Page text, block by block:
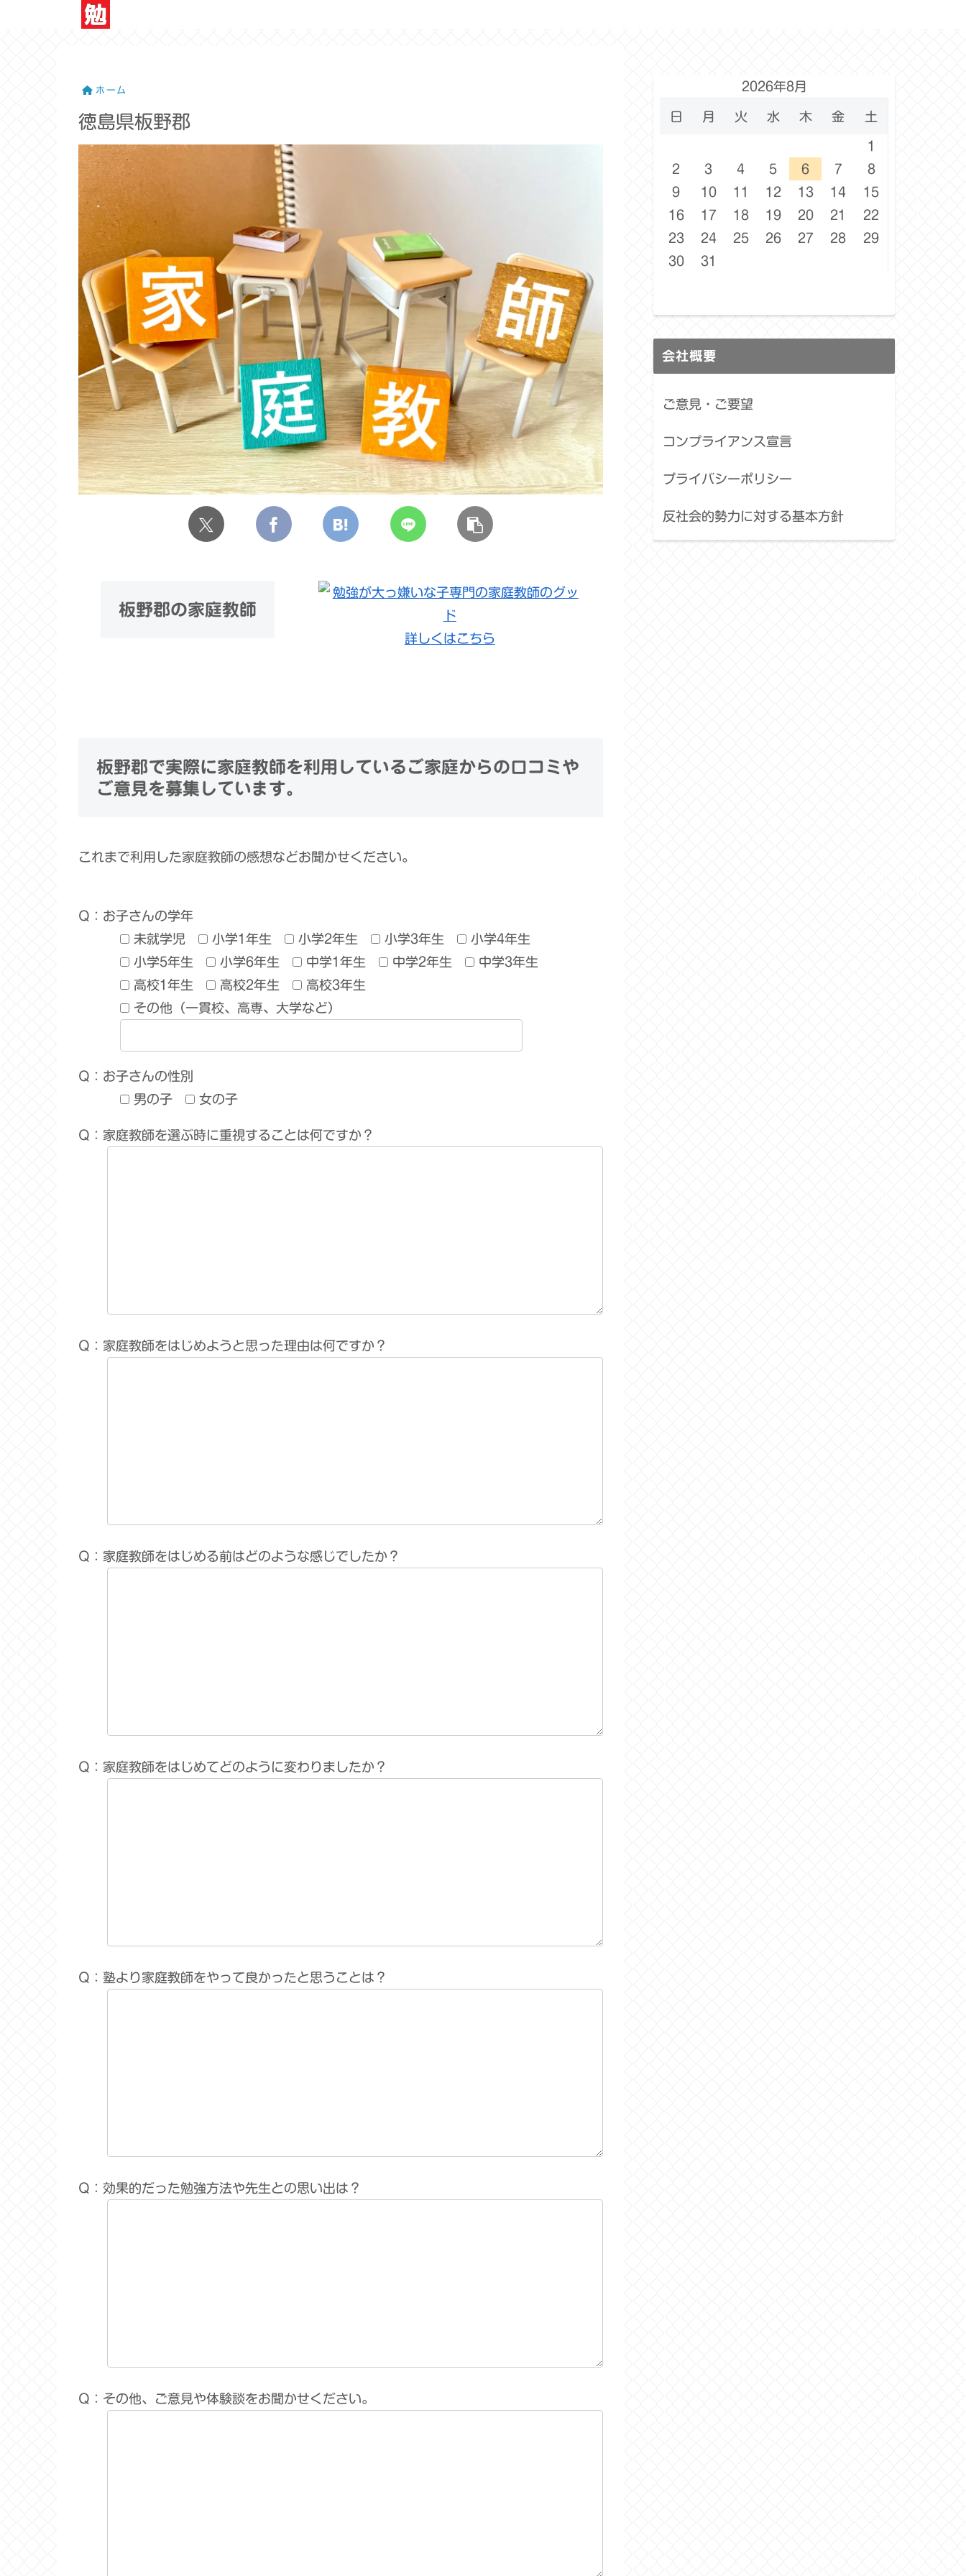
ホーム
徳島県板野郡
板野郡の家庭教師
詳しくはこちら
板野郡で実際に家庭教師を利用しているご家庭からの口コミや
ご意見を募集しています。
これまで利用した家庭教師の感想などお聞かせください。
Q：お子さんの学年
未就学児
小学1年生 小学2年生 小学3年生
小学4年生
小学5年生
小学6年生 中学1年生 中学2年生
中学3年生
高校1年生
高校2年生
高校3年生
その他（一貫校、高専、大学など）
Q：お子さんの性別
男の子
女の子
Q：家庭教師を選ぶ時に重視することは何ですか？
Q：家庭教師をはじめようと思った理由は何ですか？
Q：家庭教師をはじめる前はどのような感じでしたか？
Q：家庭教師をはじめてどのように変わりましたか？
Q：塾より家庭教師をやって良かったと思うことは？
Q：効果的だった勉強方法や先生との思い出は？
Q：その他、ご意見や体験談をお聞かせください。
2026年8月
日 月 火 水 木 金 土
1
2
3 4 5 6 7
8
9
10 11 12 13 14
15
16
17 18 19 20 21
22
23
24 25 26 27 28
29
30
31
会社概要
ご意見・ご要望
コンプライアンス宣言
プライバシーポリシー
反社会的勢力に対する基本方針